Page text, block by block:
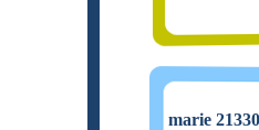
marie